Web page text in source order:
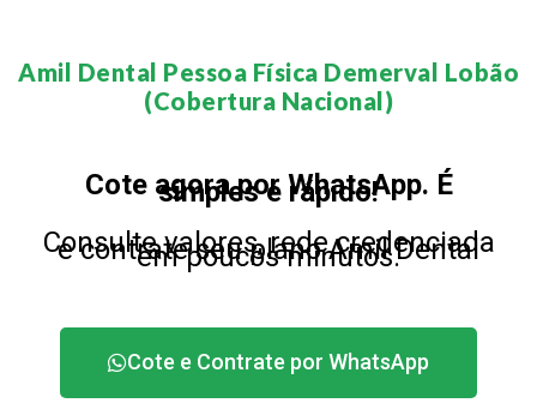
Amil Dental Pessoa Física Demerval Lobão
(Cobertura Nacional)​
Cote agora por WhatsApp. É
simples e rápido!
Consulte valores, rede credenciada
e contrate seu plano Amil Dental
em poucos minutos.
Cote e Contrate por WhatsApp